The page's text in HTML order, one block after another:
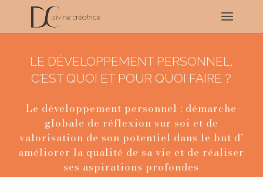
LE DÉVELOPPEMENT PERSONNEL,
C’EST QUOI ET POUR QUOI FAIRE ?
Le développement personnel : démarche
globale de réflexion sur soi et de
valorisation de son potentiel dans le but d’
améliorer la qualité de sa vie et de réaliser
ses aspirations profondes